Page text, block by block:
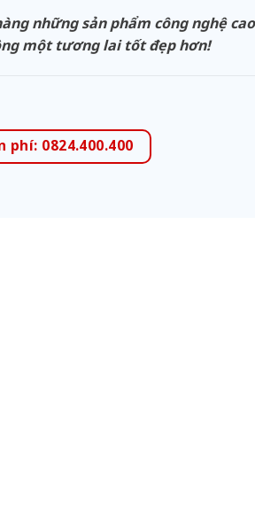
những sản phẩm công nghệ
một tương lai tốt đẹp hơn!
0824.400.400